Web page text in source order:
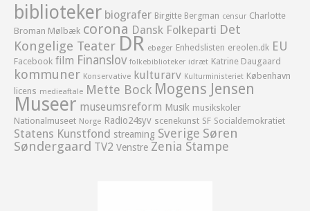
biblioteker biografer Birgitte Bergman censur Charlotte
Broman Mølbæk corona Dansk Folkeparti Det
Kongelige Teater DR ebøger Enhedslisten ereolen.dk EU
Facebook film Finanslov folkebiblioteker idræt Katrine Daugaard
kommuner Konservative kulturarv Kulturministeriet København
licens medieaftale Mette Bock Mogens Jensen
Museer museumsreform Musik musikskoler
Nationalmuseet Norge Radio24syv scenekunst SF Socialdemokratiet
Statens Kunstfond streaming Sverige Søren
Søndergaard TV2 Venstre Zenia Stampe